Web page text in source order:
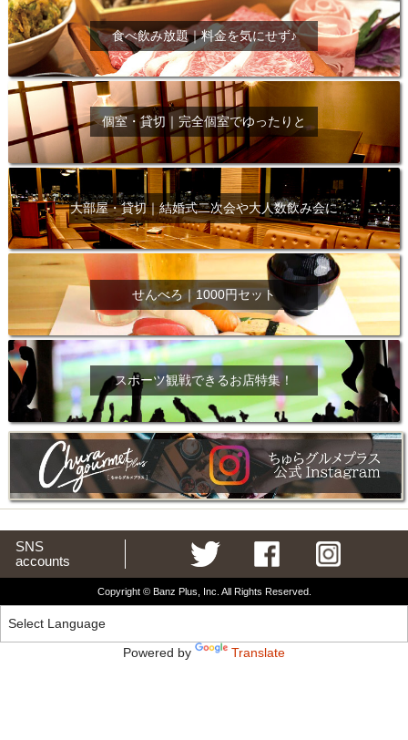
食べ飲み放題｜料金を気にせず♪
個室・貸切｜完全個室でゆったりと
大部屋・貸切｜結婚式二次会や大人数飲み会に
せんべろ｜1000円セット
スポーツ観戦できるお店特集！
SNS
accounts
Copyright © Banz Plus, Inc. All Rights Reserved.
Powered by Translate